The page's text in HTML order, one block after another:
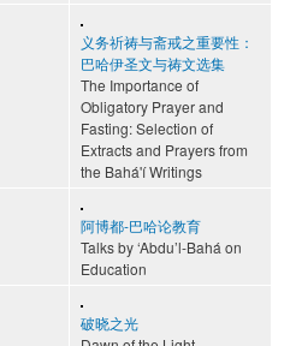
义务祈祷与斋戒之重要性：
巴哈伊圣文与祷文选集
The Importance of
Obligatory Prayer and
Fasting: Selection of
Extracts and Prayers from
the Bahá'í Writings
阿博都-巴哈论教育
Talks by ‘Abdu’l-Bahá on
Education
破晓之光